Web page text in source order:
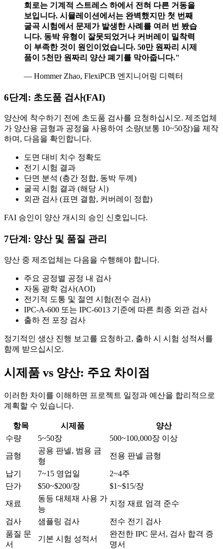
회로는 기계적 스트레스 하에서 전혀 다른 거동을
보입니다. 시뮬레이션에서는 완벽했지만 첫 번째
굴곡 시험에서 문제가 발생한 사례를 여러 번 봤습
니다. 동박 유형이 잘못되었거나 커버레이 밀착력
이 부족한 것이 원인이었습니다. 50만 원짜리 시제
품이 5천만 원짜리 양산 폐기를 막아줍니다."
— Hommer Zhao, FlexiPCB 엔지니어링 디렉터
6단계: 초도품 검사(FAI)
양산에 착수하기 전에 초도품 검사를 요청하십시오. 제조업체
가 양산용 금형과 공정을 사용하여 소량(보통 10~50장)을 제작
하며, 다음을 확인합니다.
도면 대비 치수 정확도
전기 시험 결과
단면 분석 (층간 정합, 동박 두께)
굴곡 시험 결과 (해당 시)
외관 검사 (표면 결함, 커버레이 정합)
FAI 승인이 양산 개시의 승인 신호입니다.
7단계: 양산 및 품질 관리
양산 중 제조업체는 다음을 수행해야 합니다.
주요 공정별 공정 내 검사
자동 광학 검사(AOI)
전기적 도통 및 절연 시험(전수 검사)
IPC-A-600 또는 IPC-6013 기준에 따른 최종 외관 검사
출하 전 포장 검사
정기적인 생산 진행 보고를 요청하고, 출하 시 시험 성적서를
함께 받으십시오.
시제품 vs 양산: 주요 차이점
이러한 차이를 이해하면 프로젝트 일정과 예산을 합리적으로
계획할 수 있습니다.
항목 시제품
양산
수량
5~50장 500~100,000장 이상
금형
공용 판넬, 범용 금
형
전용 판넬 금형
납기 7~15 영업일
2~4주
단가
$50~$200/장 $1~$15/장
재료
동등 대체재 사용 가
능
지정 재료 엄격 준수
검사 샘플링 검사
전수 전기 검사
품질 문
서
기본 시험 성적서
완전한 IPC 문서, 검사 합격 증
명서